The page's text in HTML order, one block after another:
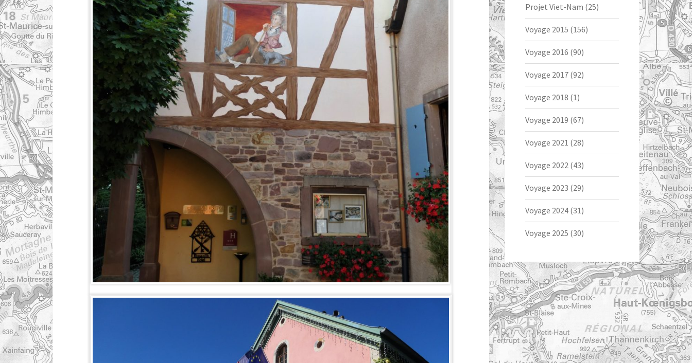
Projet Viet-Nam (25)
Voyage 2015 (156)
Voyage 2016 (90)
Voyage 2017(92)
Voyage 2018 (1)
Voyage 2019 (67)
Voyage 2021 (28)
Voyage 2022(43)
Voyage 2023 (29)
Voyage 2024(31)
Voyage 2025 (30)